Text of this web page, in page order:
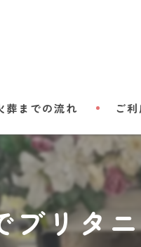
葬までの流れ ご
ブリタ